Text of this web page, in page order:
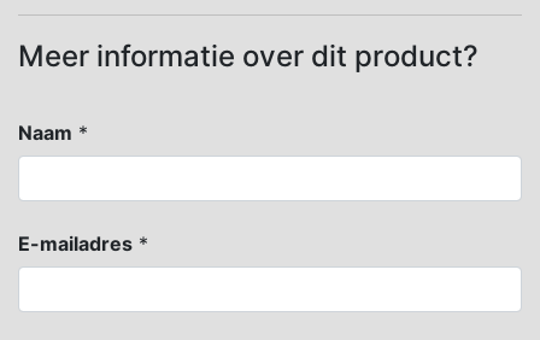
Meer informatie over dit product?
Naam *
E-mailadres *